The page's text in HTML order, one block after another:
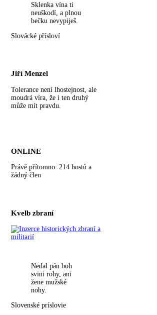
Sklenka vína ti
neuškodí, a plnou
bečku nevypiješ.
Slovácké přísloví
Jiří Menzel
Tolerance není lhostejnost, ale
moudrá víra, že i ten druhý
může mít pravdu.
ONLINE
Právě přítomno: 214 hostů a
žádný člen
Kvelb zbraní
Nedal pán boh
svini rohy, ani
žene mužské
nohy.
Slovenské príslovie